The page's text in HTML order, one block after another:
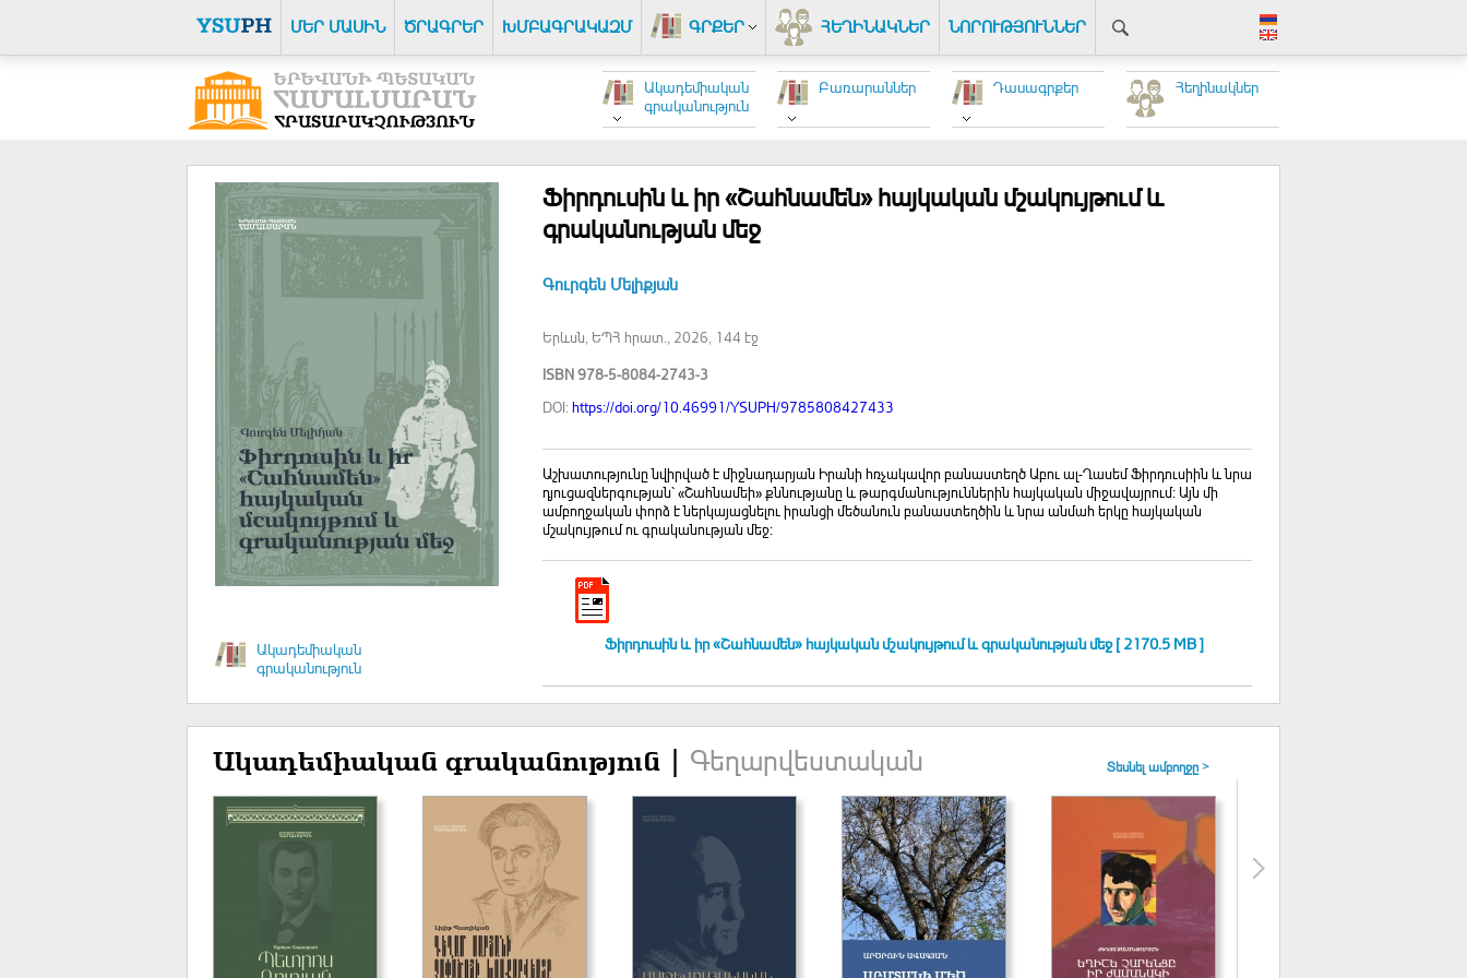
ՄԵՐ ՄԱՍԻՆ ԾՐԱԳՐԵՐ ԽՄԲԱԳՐԱԿԱԶՄ ԳՐՔԵՐ ՀԵՂԻՆԱԿՆԵՐ ՆՈՐՈՒԹՅՈՒՆՆԵՐ
Հեղինակներ
Դասագրքեր
Բառարաններ
Ակադեմիական
գրականություն
Ակադեմիական
գրականություն
Ֆիրդուսին և իր «Շահնամեն» հայկական մշակույթում և
գրականության մեջ
Գուրգեն Մելիքյան
Երևսն, ԵՊՀ հրատ., 2026, 144 էջ
ISBN 978-5-8084-2743-3
DOI: https://doi.org/10.46991/YSUPH/9785808427433
Աշխատությունը նվիրված է միջնադարյան Իրանի հռչակավոր բանաստեղծ Աբու ալ-Ղասեմ Ֆիրդուսիին և նրա
դյուցազներգության՝ «Շահնամեի» քննությանը և թարգմանություններին հայկական միջավայրում։ Այն մի
ամբողջական փորձ է ներկայացնելու իրանցի մեծանուն բանաստեղծին և նրա անմահ երկը հայկական
մշակույթում ու գրականության մեջ։
Ֆիրդուսին և իր «Շահնամեն» հայկական մշակույթում և գրականության մեջ [ 2170.5 MB ]
Ակադեմիական գրականություն | Գեղարվեստական Տեսնել ամբողջը >